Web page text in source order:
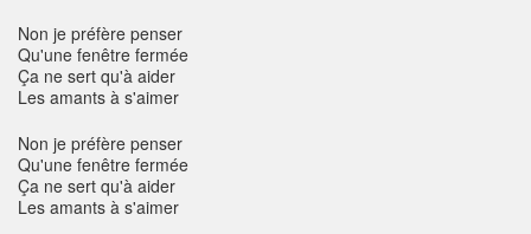
Non je préfère penser
Qu'une fenêtre fermée
Ça ne sert qu'à aider
Les amants à s'aimer
Non je préfère penser
Qu'une fenêtre fermée
Ça ne sert qu'à aider
Les amants à s'aimer